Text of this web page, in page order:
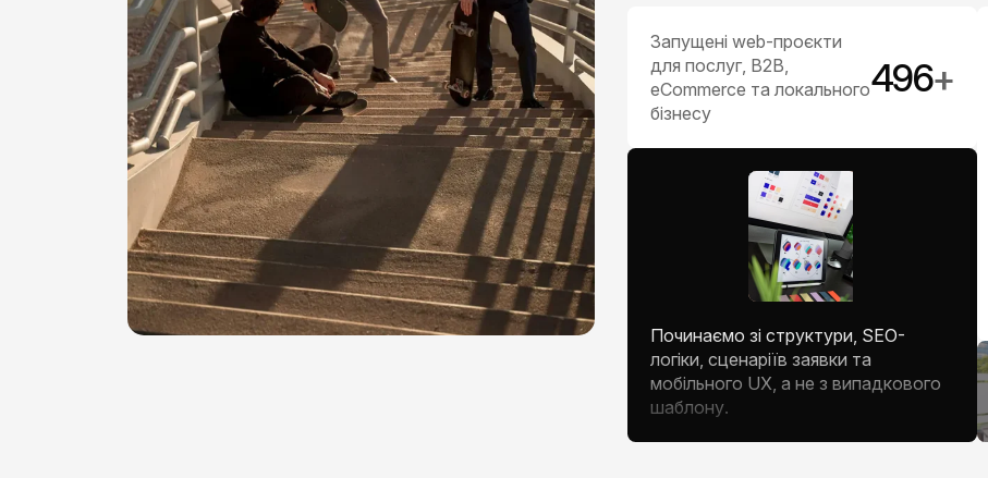
Запущені web-проєкти
для послуг, B2B,
eCommerce та
локального бізнесу
500+
Починаємо зі структури, SEO-
логіки, сценаріїв заявки та
мобільного UX, а не з випадкового
шаблону.